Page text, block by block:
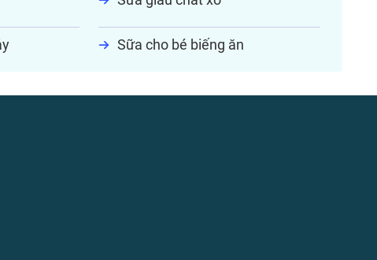
Sữa cho bé biếng ăn